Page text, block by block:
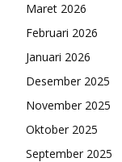
Maret 2026
Februari 2026
Januari 2026
Desember 2025
November 2025
Oktober 2025
September 2025